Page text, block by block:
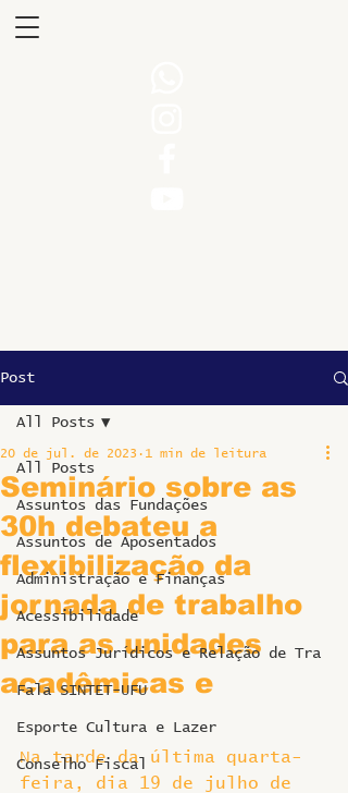
Post
All Posts
Assuntos das Fundações
Assuntos de Aposentados
Administração e Finanças
Acessibilidade
Assuntos Jurídicos e Relação de Tra
Fala SINTET-UFU
Esporte Cultura e Lazer
Conselho Fiscal
All Posts
Seminário sobre as
30h debateu a
flexibilização da
jornada de trabalho
para as unidades
acadêmicas e
20 de jul. de 2023 1 min de leitura
Na tarde da última quarta-
feira, dia 19 de julho de